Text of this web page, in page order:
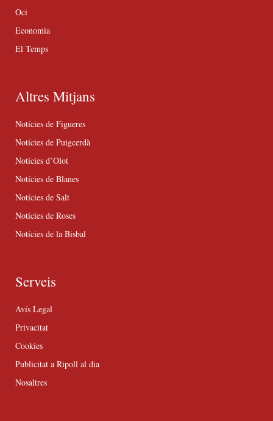
Oci
Economia
El Temps
Altres Mitjans
Notícies de Figueres
Notícies de Puigcerdà
Notícies d’Olot
Notícies de Blanes
Notícies de Salt
Notícies de Roses
Notícies de la Bisbal
Serveis
Avís Legal
Privacitat
Cookies
Publicitat a Ripoll al dia
Nosaltres